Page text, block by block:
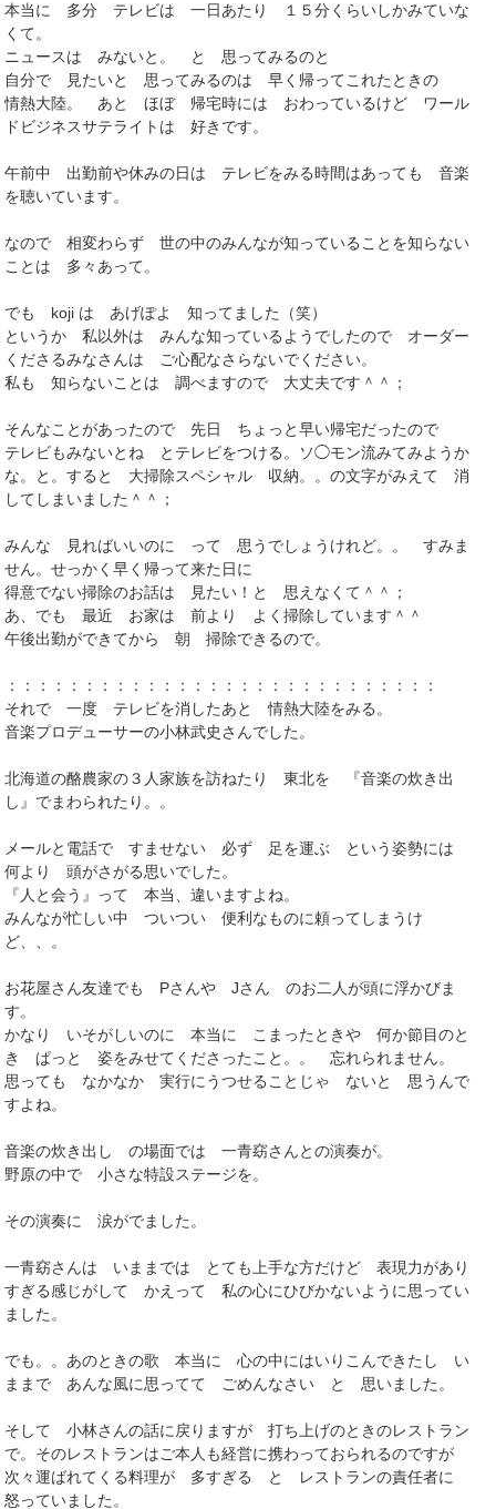
本当に 多分 テレビは 一日あたり １５分くらいしかみていな
くて。
ニュースは みないと。 と 思ってみるのと
自分で 見たいと 思ってみるのは 早く帰ってこれたときの
情熱大陸。 あと ほぼ 帰宅時には おわっているけど ワール
ドビジネスサテライトは 好きです。
午前中 出勤前や休みの日は テレビをみる時間はあっても 音楽
を聴いています。
なので 相変わらず 世の中のみんなが知っていることを知らない
ことは 多々あって。
でも koji は あげぽよ 知ってました（笑）
というか 私以外は みんな知っているようでしたので オーダー
くださるみなさんは ご心配なさらないでください。
私も 知らないことは 調べますので 大丈夫です＾＾；
そんなことがあったので 先日 ちょっと早い帰宅だったので
テレビもみないとね とテレビをつける。ソ◯モン流みてみようか
な。と。すると 大掃除スペシャル 収納。。の文字がみえて 消
してしまいました＾＾；
みんな 見ればいいのに って 思うでしょうけれど。。 すみま
せん。せっかく早く帰って来た日に
得意でない掃除のお話は 見たい！と 思えなくて＾＾；
あ、でも 最近 お家は 前より よく掃除しています＾＾
午後出勤ができてから 朝 掃除できるので。
：：：：：：：：：：：：：：：：：：：：：：：：：：：：
それで 一度 テレビを消したあと 情熱大陸をみる。
音楽プロデューサーの小林武史さんでした。
北海道の酪農家の３人家族を訪ねたり 東北を 『音楽の炊き出
し』でまわられたり。。
メールと電話で すませない 必ず 足を運ぶ という姿勢には
何より 頭がさがる思いでした。
『人と会う』って 本当、違いますよね。
みんなが忙しい中 ついつい 便利なものに頼ってしまうけ
ど、、。
お花屋さん友達でも Pさんや Jさん のお二人が頭に浮かびま
す。
かなり いそがしいのに 本当に こまったときや 何か節目のと
き ぱっと 姿をみせてくださったこと。。 忘れられません。
思っても なかなか 実行にうつせることじゃ ないと 思うんで
すよね。
音楽の炊き出し の場面では 一青窈さんとの演奏が。
野原の中で 小さな特設ステージを。
その演奏に 涙がでました。
一青窈さんは いままでは とても上手な方だけど 表現力があり
すぎる感じがして かえって 私の心にひびかないように思ってい
ました。
でも。。あのときの歌 本当に 心の中にはいりこんできたし い
ままで あんな風に思ってて ごめんなさい と 思いました。
そして 小林さんの話に戻りますが 打ち上げのときのレストラン
で。そのレストランはご本人も経営に携わっておられるのですが
次々運ばれてくる料理が 多すぎる と レストランの責任者に
怒っていました。